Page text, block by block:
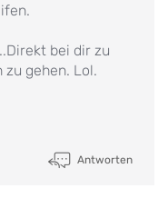
bei dir zu
gehen. Lol.
Antworten